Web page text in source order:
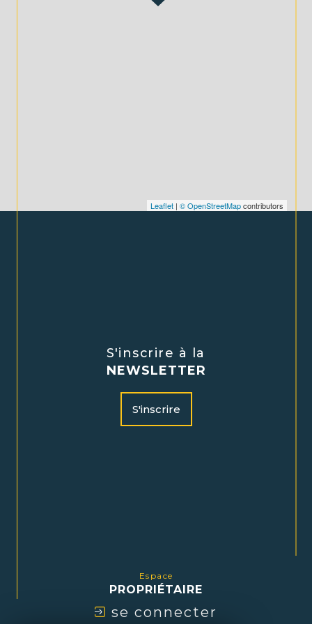
Leaflet | © OpenStreetMapcontributors
S'inscrire à la
NEWSLETTER
S'inscrire
Espace
PROPRIÉTAIRE
se connecter